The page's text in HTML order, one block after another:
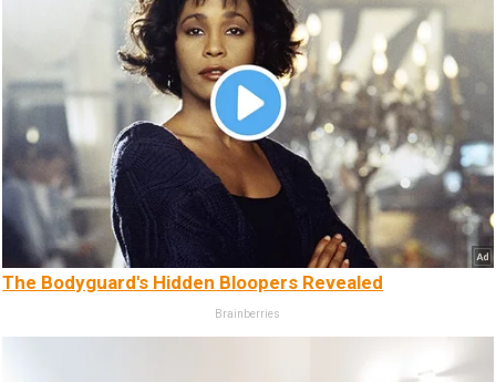
The Bodyguard's Hidden Bloopers Revealed
Brainberries